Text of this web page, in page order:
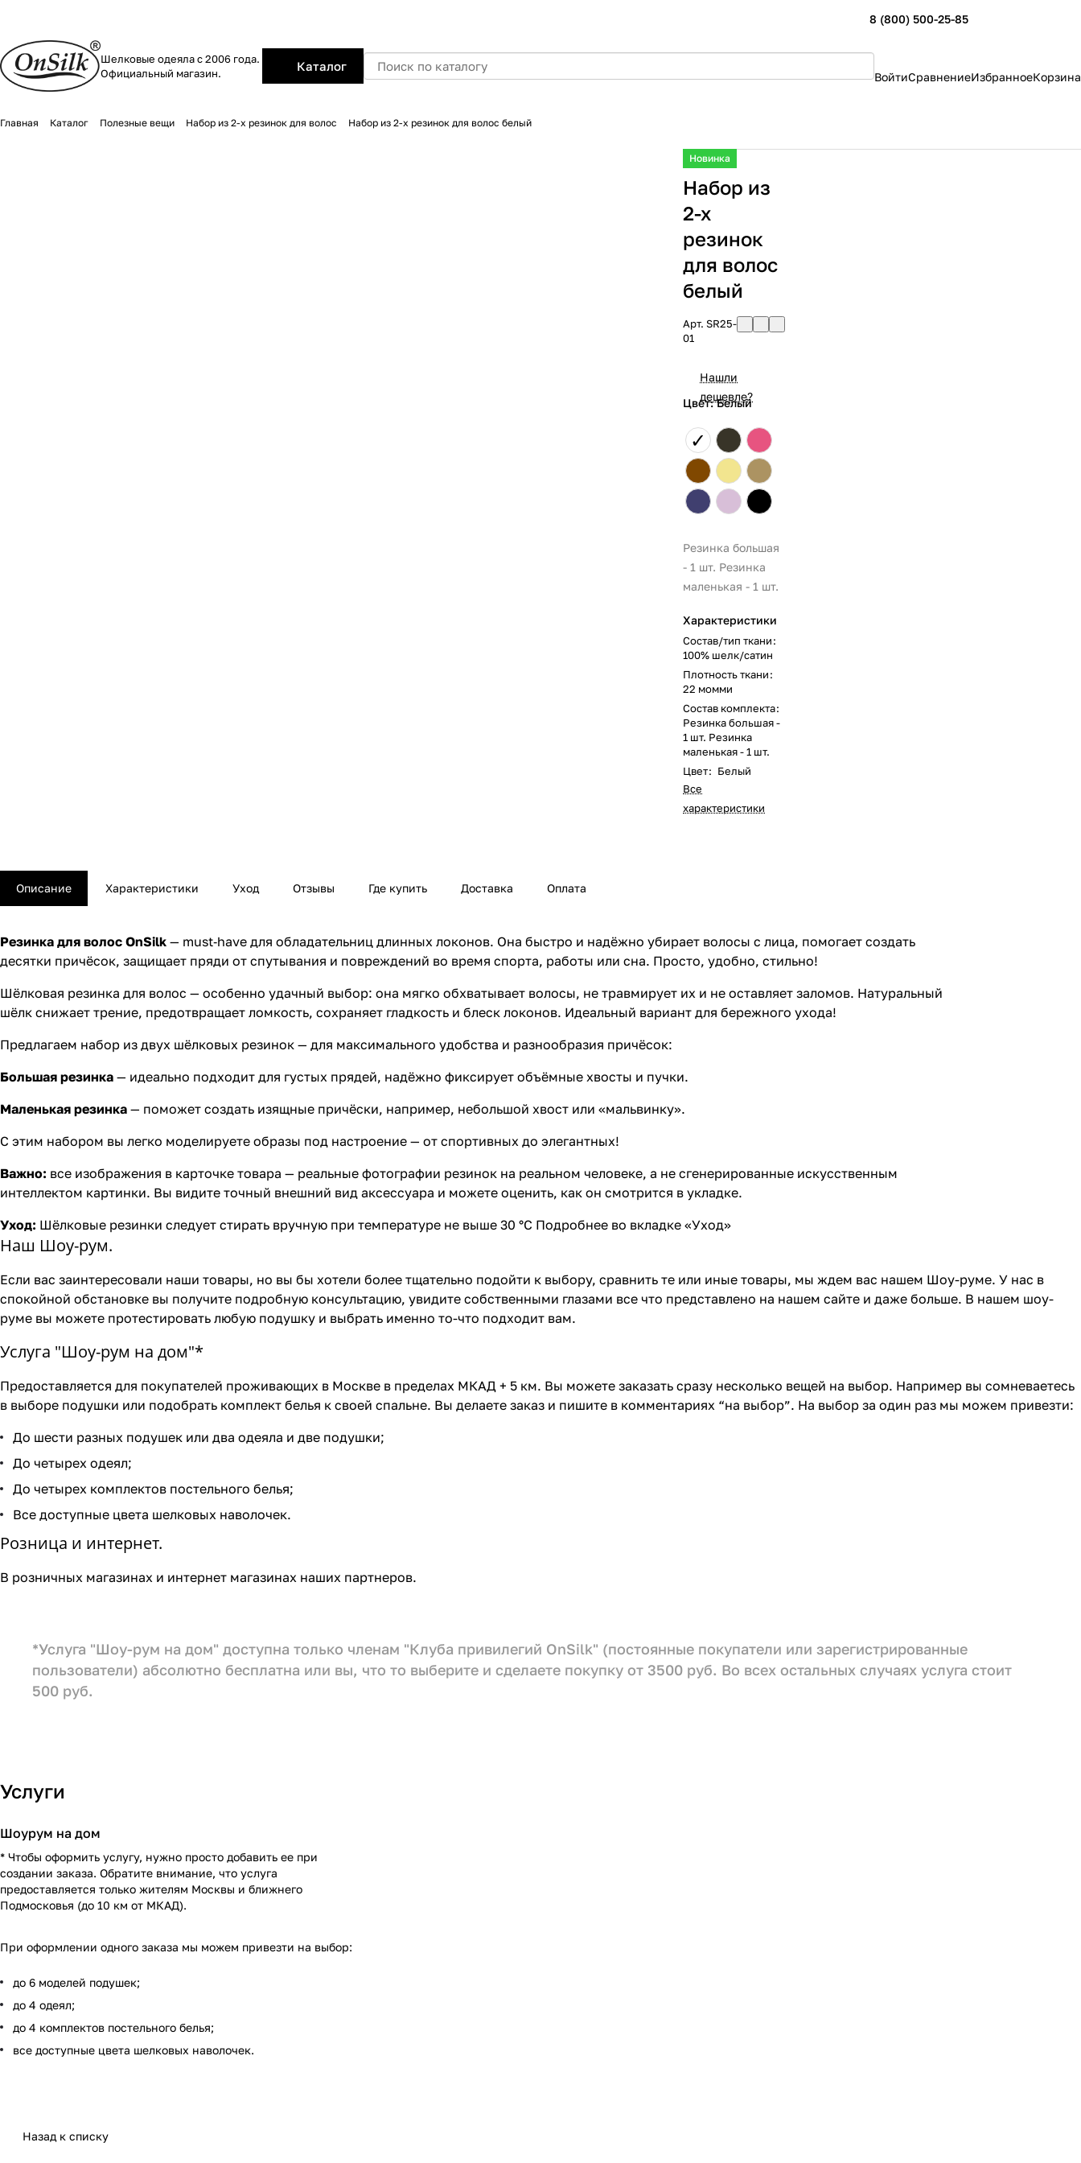
8 (800) 500-25-85
Шелковые одеяла с 2006 года.
Официальный магазин.
Каталог
ВойтиСравнениеИзбранноеКорзина
Главная Каталог Полезные вещи Набор из 2-х резинок для волос Набор из 2-х резинок для волос белый
Новинка
Набор из
2-х
резинок
для волос
белый
Арт. SR25-
01
Нашли
дешевле?
Цвет: Белый
✓
Резинка большая
- 1 шт. Резинка
маленькая - 1 шт.
Характеристики
Состав/тип ткани:
100% шелк/сатин
Плотность ткани:
22 момми
Состав комплекта:
Резинка большая -
1 шт. Резинка
маленькая - 1 шт.
Цвет: Белый
Все
характеристики
Описание Характеристики Уход Отзывы Где купить Доставка Оплата
Резинка для волос OnSilk — must‑have для обладательниц длинных локонов. Она быстро и надёжно убирает волосы с лица, помогает создать
десятки причёсок, защищает пряди от спутывания и повреждений во время спорта, работы или сна. Просто, удобно, стильно!
Шёлковая резинка для волос — особенно удачный выбор: она мягко обхватывает волосы, не травмирует их и не оставляет заломов. Натуральный
шёлк снижает трение, предотвращает ломкость, сохраняет гладкость и блеск локонов. Идеальный вариант для бережного ухода!
Предлагаем набор из двух шёлковых резинок — для максимального удобства и разнообразия причёсок:
Большая резинка — идеально подходит для густых прядей, надёжно фиксирует объёмные хвосты и пучки.
Маленькая резинка — поможет создать изящные причёски, например, небольшой хвост или «мальвинку».
С этим набором вы легко моделируете образы под настроение — от спортивных до элегантных!
Важно: все изображения в карточке товара — реальные фотографии резинок на реальном человеке, а не сгенерированные искусственным
интеллектом картинки. Вы видите точный внешний вид аксессуара и можете оценить, как он смотрится в укладке.
Уход: Шёлковые резинки следует стирать вручную при температуре не выше 30 °C Подробнее во вкладке «Уход»
Наш Шоу-рум.
Если вас заинтересовали наши товары, но вы бы хотели более тщательно подойти к выбору, сравнить те или иные товары, мы ждем вас нашем Шоу-руме. У нас в
спокойной обстановке вы получите подробную консультацию, увидите собственными глазами все что представлено на нашем сайте и даже больше. В нашем шоу-
руме вы можете протестировать любую подушку и выбрать именно то-что подходит вам.
Услуга "Шоу-рум на дом"*
Предоставляется для покупателей проживающих в Москве в пределах МКАД + 5 км. Вы можете заказать сразу несколько вещей на выбор. Например вы сомневаетесь
в выборе подушки или подобрать комплект белья к своей спальне. Вы делаете заказ и пишите в комментариях “на выбор”. На выбор за один раз мы можем привезти:
До шести разных подушек или два одеяла и две подушки;
До четырех одеял;
До четырех комплектов постельного белья;
Все доступные цвета шелковых наволочек.
Розница и интернет.
В розничных магазинах и интернет магазинах наших партнеров.
*Услуга "Шоу-рум на дом" доступна только членам "Клуба привилегий OnSilk" (постоянные покупатели или зарегистрированные
пользователи) абсолютно бесплатна или вы, что то выберите и сделаете покупку от 3500 руб. Во всех остальных случаях услуга стоит
500 руб.
Услуги
Шоурум на дом
* Чтобы оформить услугу, нужно просто добавить ее при
создании заказа. Обратите внимание, что услуга
предоставляется только жителям Москвы и ближнего
Подмосковья (до 10 км от МКАД).
При оформлении одного заказа мы можем привезти на выбор:
до 6 моделей подушек;
до 4 одеял;
до 4 комплектов постельного белья;
все доступные цвета шелковых наволочек.
Назад к списку